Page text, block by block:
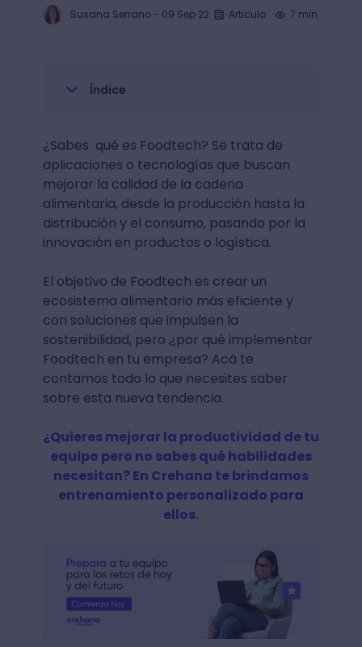
Susana Serrano- 09 Sep 22 Articulo 7 min.
Índice
¿Sabes qué es Foodtech? Se trata de
aplicaciones o tecnologías que buscan
mejorar la calidad de la cadena
alimentaria, desde la producción hasta la
distribución y el consumo, pasando por la
innovación en productos o logística.
El objetivo de Foodtech es crear un
ecosistema alimentario más eficiente y
con soluciones que impulsen la
sostenibilidad, pero ¿por qué implementar
Foodtech en tu empresa? Acá te
contamos todo lo que necesites saber
sobre esta nueva tendencia.
¿Quieres mejorar la productividad de tu
equipo pero no sabes qué habilidades
necesitan? En Crehana te brindamos
entrenamiento personalizado para
ellos.